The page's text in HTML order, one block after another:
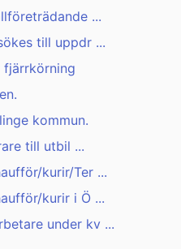
...
till uppdr ...
fjärrkörning
kommun.
till utbil ...
kurir/Ter ...
kurir i Ö ...
under kv ...